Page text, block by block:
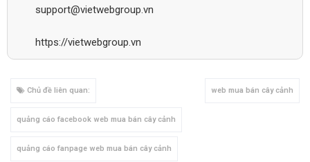
support@vietwebgroup.vn
https://vietwebgroup.vn
Chủ đề liên quan: web mua bán cây cảnh
quảng cáo facebook web mua bán cây cảnh
quảng cáo fanpage web mua bán cây cảnh